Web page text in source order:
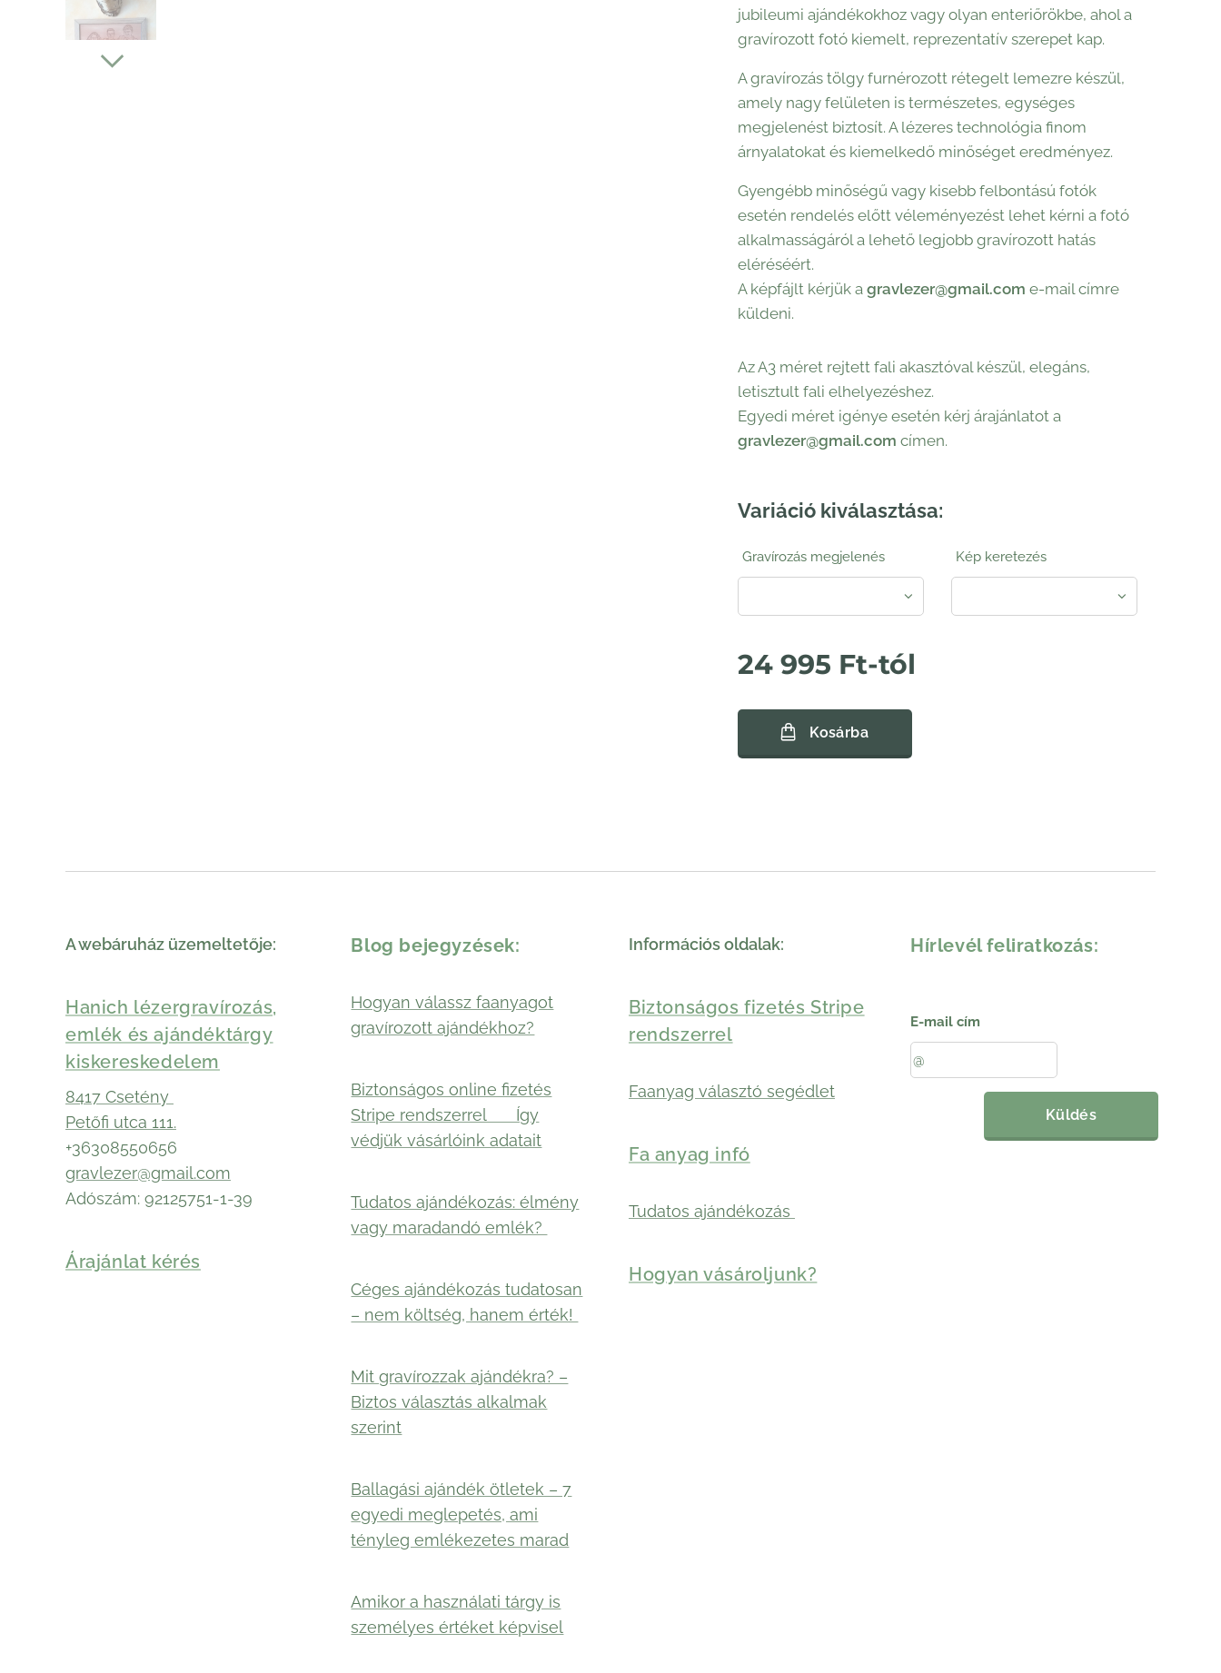
jubileumi ajándékokhoz vagy olyan enteriőrökbe, ahol a
gravírozott fotó kiemelt, reprezentatív szerepet kap.
A gravírozás tölgy furnérozott rétegelt lemezre készül,
amely nagy felületen is természetes, egységes
megjelenést biztosít. A lézeres technológia finom
árnyalatokat és kiemelkedő minőséget eredményez.
Gyengébb minőségű vagy kisebb felbontású fotók
esetén rendelés előtt véleményezést lehet kérni a fotó
alkalmasságáról a lehető legjobb gravírozott hatás
eléréséért.
A képfájlt kérjük a gravlezer@gmail.com e-mail címre
küldeni.
Az A3 méret rejtett fali akasztóval készül, elegáns,
letisztult fali elhelyezéshez.
Egyedi méret igénye esetén kérj árajánlatot a
gravlezer@gmail.com címen.
Variáció kiválasztása:
Gravírozás megjelenés Kép keretezés
24 995 Ft-tól
Kosárba
A webáruház üzemeltetője:
Hanich lézergravírozás,
emlék és ajándéktárgy
kiskereskedelem
8417 Csetény
Petőfi utca 111.
+36308550656
gravlezer@gmail.com
Adószám: 92125751-1-39
Árajánlat kérés
Blog bejegyzések:
Hogyan válassz faanyagot
gravírozott ajándékhoz?
Biztonságos online fizetés
Stripe rendszerrel 🛡️ Így
védjük vásárlóink adatait
Tudatos ajándékozás: élmény
vagy maradandó emlék?
Céges ajándékozás tudatosan
– nem költség, hanem érték!
Mit gravírozzak ajándékra? –
Biztos választás alkalmak
szerint
Ballagási ajándék ötletek – 7
egyedi meglepetés, ami
tényleg emlékezetes marad
Amikor a használati tárgy is
személyes értéket képvisel
Információs oldalak:
Biztonságos fizetés Stripe
rendszerrel
Faanyag választó segédlet
Fa anyag infó
Tudatos ajándékozás
Hogyan vásároljunk?
Hírlevél feliratkozás:
E-mail cím
Küldés